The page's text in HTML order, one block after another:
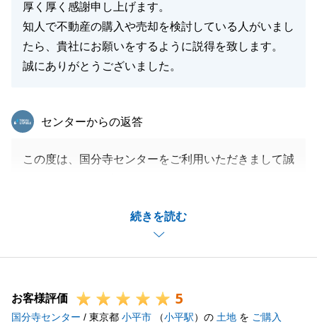
厚く厚く感謝申し上げます。
知人で不動産の購入や売却を検討している人がいまし
たら、貴社にお願いをするように説得を致します。
誠にありがとうございました。
続きを読む
東急リバブル
センターからの返答
この度は、国分寺センターをご利用いただきまして誠
とかご成約に至ることができました。
今回の取引において、Ｔ様には励みになるお言葉を数
多くいただきました。今後の営業人生の糧とさせてい
私共々、今後とも弊社を末永くご愛顧賜りますようお
願い申し上げます。
お客様評価 5
国分寺センター / 東京都 小平市 （小平駅）の 土地 を ご購入